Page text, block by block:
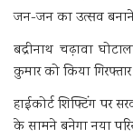
जन-जन का उत्सव
बद्रीनाथ चढ़ावा
कुमार को किया गिरफ्तार
हाईकोर्ट शिफ्टिंग पर
के सामने बनेगा नया